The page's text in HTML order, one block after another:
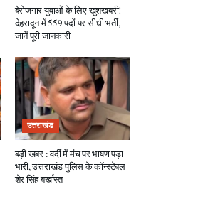
बेरोजगार युवाओं के लिए खुशखबरी!
देहरादून में 559 पदों पर सीधी भर्ती,
जानें पूरी जानकारी
उत्तराखंड
बड़ी खबर : वर्दी में मंच पर भाषण पड़ा
भारी, उत्तराखंड पुलिस के कॉन्स्टेबल
शेर सिंह बर्खास्त